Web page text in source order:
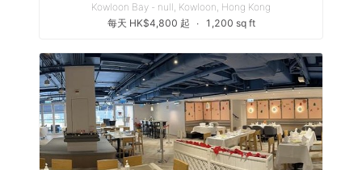
Kowloon Bay - null, Kowloon, Hong Kong
每天 HK$4,800 起
∙ 1,200 sq ft